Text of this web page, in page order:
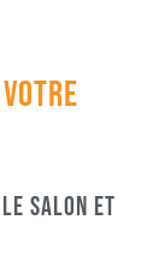
votre
le salon et